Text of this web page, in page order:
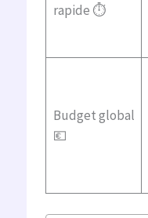
rapide ⏱️
Budget global
💶